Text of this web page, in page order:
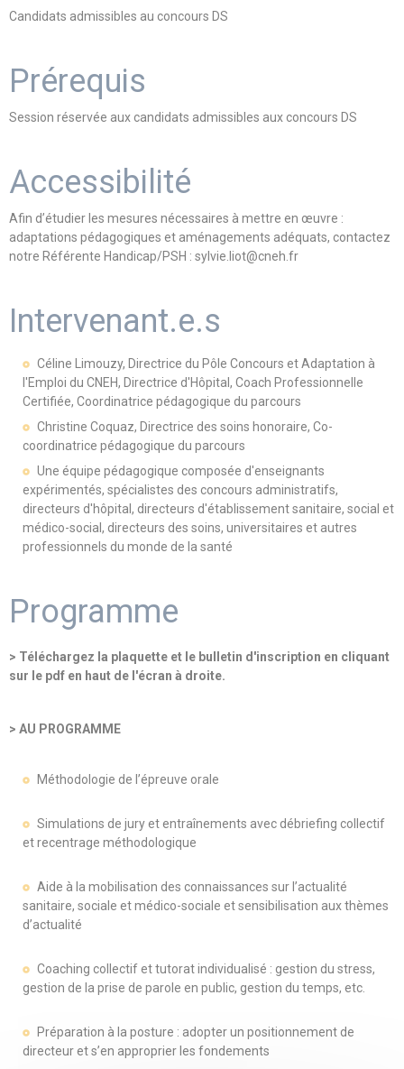
Candidats admissibles au concours DS
Prérequis
Session réservée aux candidats admissibles aux concours DS
Accessibilité
Afin d’étudier les mesures nécessaires à mettre en œuvre :
adaptations pédagogiques et aménagements adéquats, contactez
notre Référente Handicap/PSH : sylvie.liot@cneh.fr
Intervenant.e.s
Céline Limouzy, Directrice du Pôle Concours et Adaptation à
l'Emploi du CNEH, Directrice d'Hôpital, Coach Professionnelle
Certifiée, Coordinatrice pédagogique du parcours
Christine Coquaz, Directrice des soins honoraire, Co-
coordinatrice pédagogique du parcours
Une équipe pédagogique composée d'enseignants
expérimentés, spécialistes des concours administratifs,
directeurs d'hôpital, directeurs d'établissement sanitaire, social et
médico-social, directeurs des soins, universitaires et autres
professionnels du monde de la santé
Programme
> Téléchargez la plaquette et le bulletin d'inscription en cliquant
sur le pdf en haut de l'écran à droite.
> AU PROGRAMME
Méthodologie de l’épreuve orale
Simulations de jury et entraînements avec débriefing collectif
et recentrage méthodologique
Aide à la mobilisation des connaissances sur l’actualité
sanitaire, sociale et médico-sociale et sensibilisation aux thèmes
d’actualité
Coaching collectif et tutorat individualisé : gestion du stress,
gestion de la prise de parole en public, gestion du temps, etc.
Préparation à la posture : adopter un positionnement de
directeur et s’en approprier les fondements